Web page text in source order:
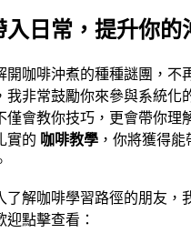
入日常，提升你的
開咖啡沖煮的種種謎團，不
我非常鼓勵你來參與系統化
僅會教你技巧，更會帶你理
實的 咖啡教學 ，你將獲得
了解咖啡學習路徑的朋友，
迎點擊查看：